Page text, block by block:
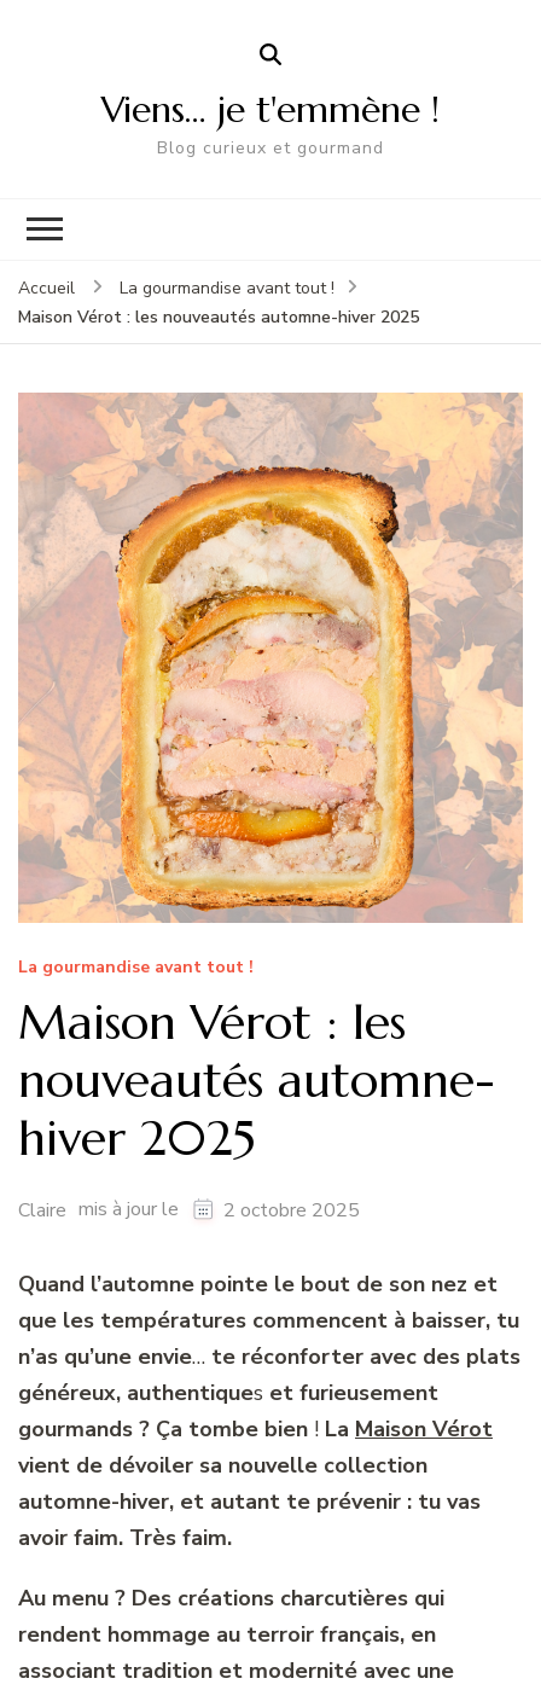
Viens… je t'emmène !
Blog curieux et gourmand
Accueil
La gourmandise avant tout !
Maison Vérot : les nouveautés automne-hiver 2025
La gourmandise avant tout !
Maison Vérot : les
nouveautés automne-
hiver 2025
Claire mis à jour le 2 octobre 2025
Quand l’automne pointe le bout de son nez et
que les températures commencent à baisser, tu
n’as qu’une envie… te réconforter avec des plats
généreux, authentiques et furieusement
gourmands ? Ça tombe bien ! La Maison Vérot
vient de dévoiler sa nouvelle collection
automne-hiver, et autant te prévenir : tu vas
avoir faim. Très faim.
Au menu ? Des créations charcutières qui
rendent hommage au terroir français, en
associant tradition et modernité avec une